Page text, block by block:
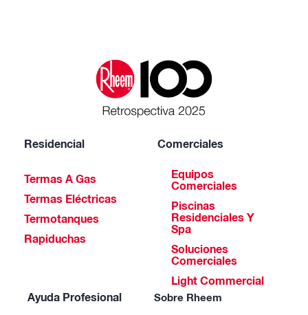
Residencial
Termas A Gas
Termas Eléctricas
Termotanques
Rapiduchas
Comerciales
Equipos
Comerciales
Piscinas
Residenciales Y
Spa
Soluciones
Comerciales
Light Commercial
Ayuda Profesional
Sobre Rheem